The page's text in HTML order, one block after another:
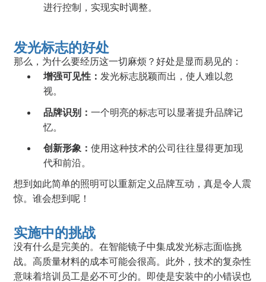
进行控制，实现实时调整。
发光标志的好处
那么，为什么要经历这一切麻烦？好处是显而易见的：
增强可见性：发光标志脱颖而出，使人难以忽
视。
品牌识别：一个明亮的标志可以显著提升品牌记
忆。
创新形象：使用这种技术的公司往往显得更加现
代和前沿。
想到如此简单的照明可以重新定义品牌互动，真是令人震
惊。谁会想到呢！
实施中的挑战
没有什么是完美的。在智能镜子中集成发光标志面临挑
战。高质量材料的成本可能会很高。此外，技术的复杂性
意味着培训员工是必不可少的。即使是安装中的小错误也